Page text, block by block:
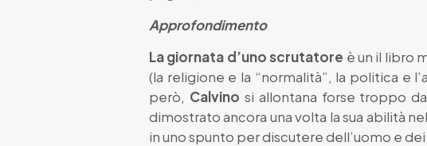
Approfondimento
La giornata d’uno scrutatore è un il libro
(la religione e la “normalità”, la politica e
però, Calvino si allontana forse troppo
dimostrato ancora una volta la sua abilità
in uno spunto per discutere dell’uomo e